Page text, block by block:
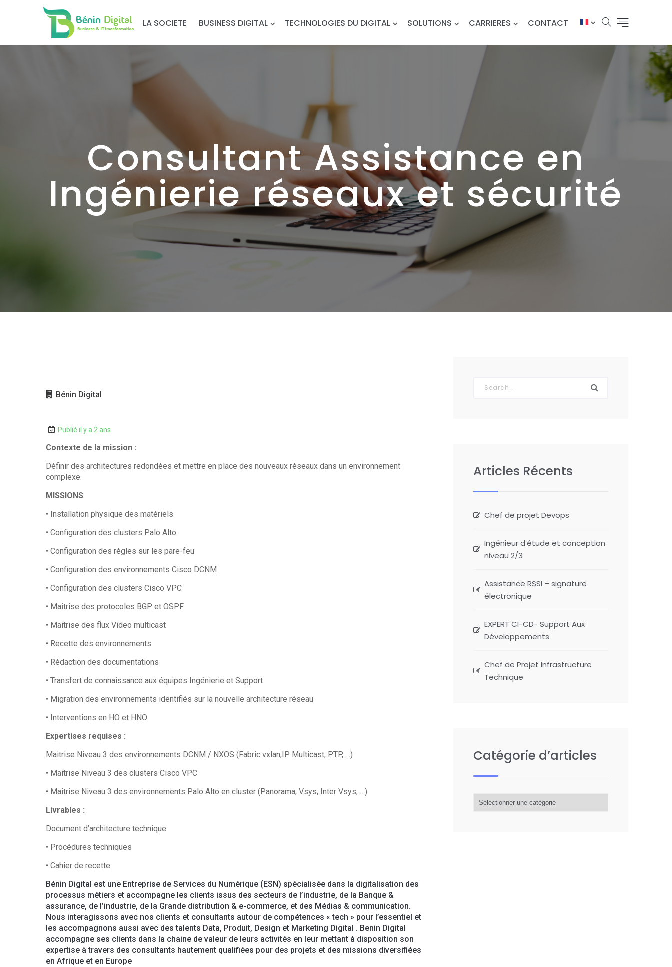
LA SOCIETE BUSINESS DIGITAL TECHNOLOGIES DU DIGITAL SOLUTIONS CARRIERES CONTACT
Consultant Assistance en
Ingénierie réseaux et sécurité
Bénin Digital
Publié il y a 2 ans
Contexte de la mission :
Définir des architectures redondées et mettre en place des nouveaux réseaux dans un environnement
complexe.
MISSIONS
• Installation physique des matériels
• Configuration des clusters Palo Alto.
• Configuration des règles sur les pare-feu
• Configuration des environnements Cisco DCNM
• Configuration des clusters Cisco VPC
• Maitrise des protocoles BGP et OSPF
• Maitrise des flux Video multicast
• Recette des environnements
• Rédaction des documentations
• Transfert de connaissance aux équipes Ingénierie et Support
• Migration des environnements identifiés sur la nouvelle architecture réseau
• Interventions en HO et HNO
Expertises requises :
Maitrise Niveau 3 des environnements DCNM / NXOS (Fabric vxlan,IP Multicast, PTP, …)
• Maitrise Niveau 3 des clusters Cisco VPC
• Maitrise Niveau 3 des environnements Palo Alto en cluster (Panorama, Vsys, Inter Vsys, …)
Livrables :
Document d’architecture technique
• Procédures techniques
• Cahier de recette
Bénin Digital est une Entreprise de Services du Numérique (ESN) spécialisée dans la digitalisation des
processus métiers et accompagne les clients issus des secteurs de l’industrie, de la Banque &
assurance, de l’industrie, de la Grande distribution & e-commerce, et des Médias & communication.
Nous interagissons avec nos clients et consultants autour de compétences « tech » pour l’essentiel et
les accompagnons aussi avec des talents Data, Produit, Design et Marketing Digital . Benin Digital
accompagne ses clients dans la chaine de valeur de leurs activités en leur mettant à disposition son
expertise à travers des consultants hautement qualifiées pour des projets et des missions diversifiées
en Afrique et en Europe
Articles Récents
Chef de projet Devops
Ingénieur d’étude et conception
niveau 2/3
Assistance RSSI – signature
électronique
EXPERT CI-CD- Support Aux
Développements
Chef de Projet Infrastructure
Technique
Catégorie d’articles
d’articles